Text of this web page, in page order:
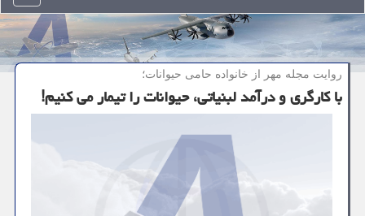
روایت مجله مهر از خانواده حامی حیوانات؛
با کارگری و درآمد لبنیاتی، حیوانات را تیمار می کنیم!